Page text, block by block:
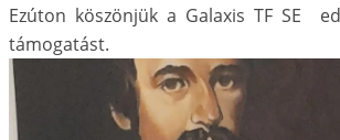
Ezúton köszönjük a Galaxis TF SE
támogatást.